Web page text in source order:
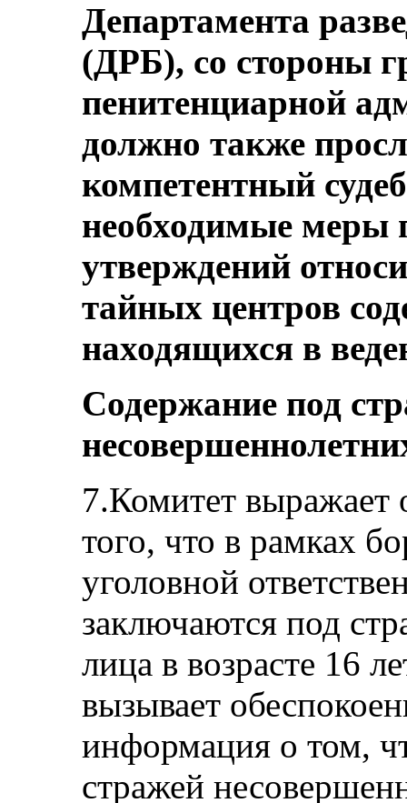
Департамента
(ДРБ), со стороны
пенитенциарной
должно также
компетентный
необходимые меры
утверждений
тайных центров
находящихся в
Содержание под
7.Комитет выражает
того, что в рамках
уголовной
заключаются под
лица в возрасте 16
вызывает
информация о том,
стражей